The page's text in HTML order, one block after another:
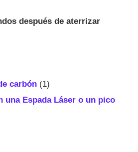
después de aterrizar
carbón (1)
una Espada Láser o un pico